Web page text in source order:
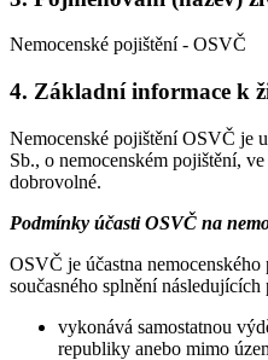
Nemocenské pojištění - OSVČ
4. Základní informace k
Nemocenské pojištění OSVČ je
Sb., o nemocenském pojištění,
dobrovolné.
Podmínky účasti OSVČ na
OSVČ je účastna
současného splnění následujících
vykonává samostatnou
republiky anebo mimo